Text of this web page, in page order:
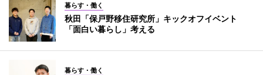
暮らす・働く
秋田「保戸野移住研究所」キックオフイベント
「面白い暮らし」考える
暮らす・働く